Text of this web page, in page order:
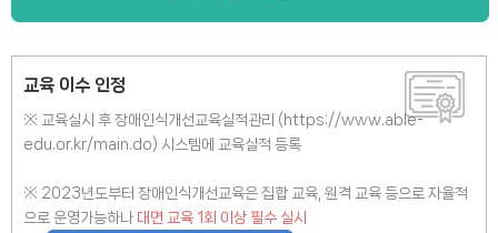
교육 이수 인정
※ 교육실시 후 장애인식개선교육실적관리 (https://www.able-
edu.or.kr/main.do) 시스템에 교육실적 등록
※ 2023년도부터 장애인식개선교육은 집합 교육, 원격 교육 등으로 자율적
으로 운영가능하나 대면 교육 1회 이상 필수 실시